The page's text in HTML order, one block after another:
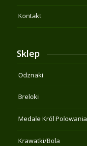
Kontakt
Sklep
Odznaki
Breloki
Medale Król Polowania
Krawatki/Bola